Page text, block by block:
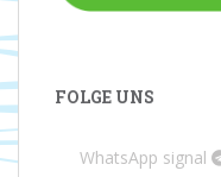
FOLGE UNS
WhatsApp signal